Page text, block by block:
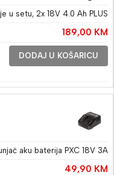
u setu, 2x 18V 4.0 Ah PLUS
189,00 KM
DODAJ U KOŠARICU
aku baterija PXC 18V 3A
49,90 KM